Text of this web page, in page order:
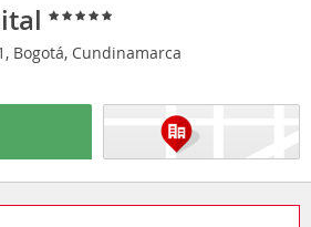
Bogotá, Cundinamarca